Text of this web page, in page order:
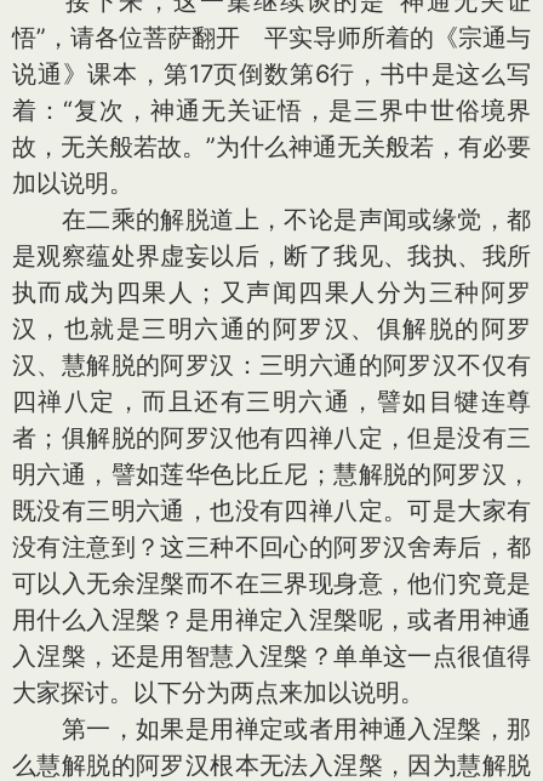
悟”，请各位菩萨翻开 平实导师所着的《宗通与
说通》课本，第17页倒数第6行，书中是这么写
着：“复次，神通无关证悟，是三界中世俗境界
故，无关般若故。”为什么神通无关般若，有必要
加以说明。
在二乘的解脱道上，不论是声闻或缘觉，都
是观察蕴处界虚妄以后，断了我见、我执、我所
执而成为四果人；又声闻四果人分为三种阿罗
汉，也就是三明六通的阿罗汉、俱解脱的阿罗
汉、慧解脱的阿罗汉：三明六通的阿罗汉不仅有
四禅八定，而且还有三明六通，譬如目犍连尊
者；俱解脱的阿罗汉他有四禅八定，但是没有三
明六通，譬如莲华色比丘尼；慧解脱的阿罗汉，
既没有三明六通，也没有四禅八定。可是大家有
没有注意到？这三种不回心的阿罗汉舍寿后，都
可以入无余涅槃而不在三界现身意，他们究竟是
用什么入涅槃？是用禅定入涅槃呢，或者用神通
入涅槃，还是用智慧入涅槃？单单这一点很值得
大家探讨。以下分为两点来加以说明。
第一，如果是用禅定或者用神通入涅槃，那
么慧解脱的阿罗汉根本无法入涅槃，因为慧解脱